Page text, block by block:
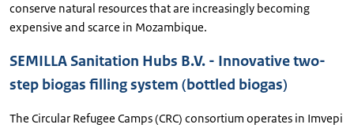
conserve natural resources that are increasingly becoming
expensive and scarce in Mozambique.
SEMILLA Sanitation Hubs B.V. - Innovative two-
step biogas filling system (bottled biogas)
The Circular Refugee Camps (CRC) consortium operates in Imvepi